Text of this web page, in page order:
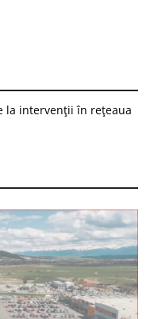
la intervenții în rețeaua